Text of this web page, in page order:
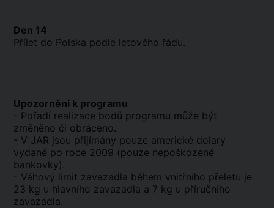
Den 14
Přílet do Polska podle letového řádu.
Upozornění k programu
- Pořadí realizace bodů programu může být
změněno či obráceno.
- V JAR jsou přijímány pouze americké dolary
vydané po roce 2009 (pouze nepoškozené
bankovky).
- Váhový limit zavazadla během vnitřního přeletu je
23 kg u hlavního zavazadla a 7 kg u příručního
zavazadla.